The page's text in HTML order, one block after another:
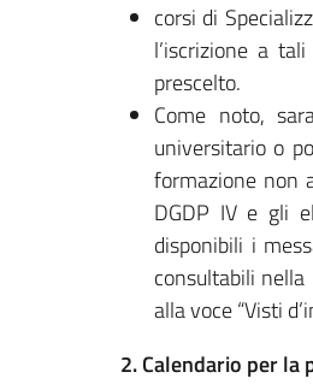
corsi di
l’iscrizione a
prescelto.
Come noto,
universitario o
formazione non
DGDP IV e gli
disponibili i
consultabili
alla voce “Visti
2. Calendario per la